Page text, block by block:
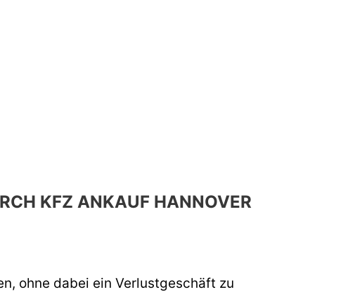
KFZ ANKAUF HANNOVER
ohne dabei ein Verlustgeschäft zu